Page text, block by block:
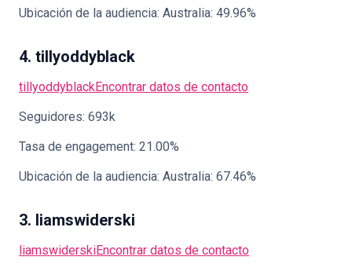
Ubicación de la audiencia: Australia: 49.96%
4. tillyoddyblack
tillyoddyblackEncontrar datos de contacto
Seguidores: 693k
Tasa de engagement: 21.00%
Ubicación de la audiencia: Australia: 67.46%
3. liamswiderski
liamswiderskiEncontrar datos de contacto